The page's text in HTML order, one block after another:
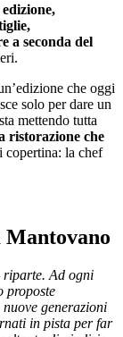
edizione,
a seconda del
che oggi
solo per dare un
mettendo tutta
ristorazione che
copertina: la chef
riparte. Ad ogni
proposte
generazioni
in pista per far